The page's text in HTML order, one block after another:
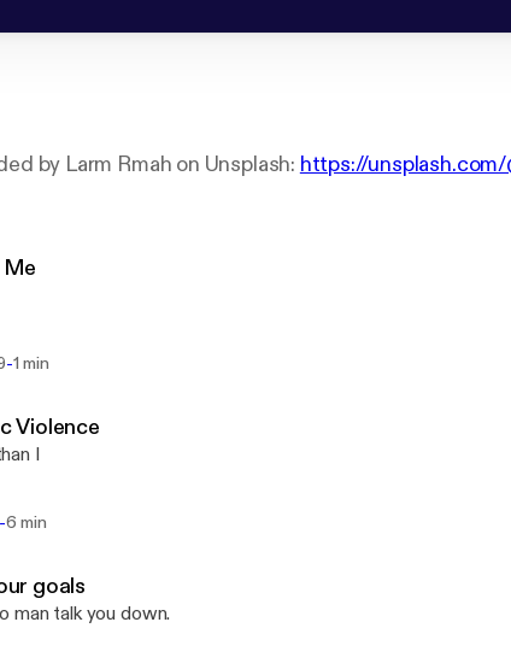
by Larm Rmah on Unsplash: https://unsplash.com/
-1 min
Violence
I
-6 min
goals
man talk you down.